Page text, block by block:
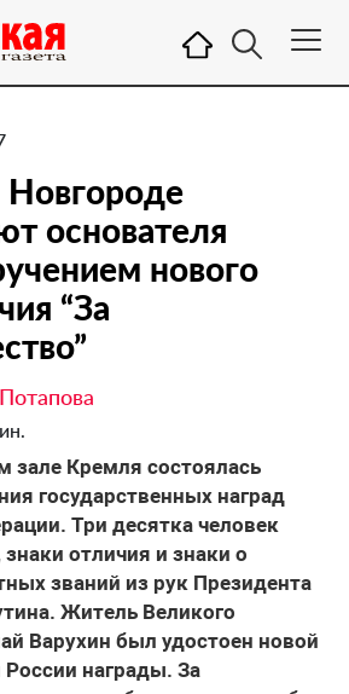
основателя
нового
“За
зале Кремля состоялась
государственных наград
Три десятка человек
отличия и знаки о
званий из рук Президента
Житель Великого
Варухин был удостоен новой
награды. За